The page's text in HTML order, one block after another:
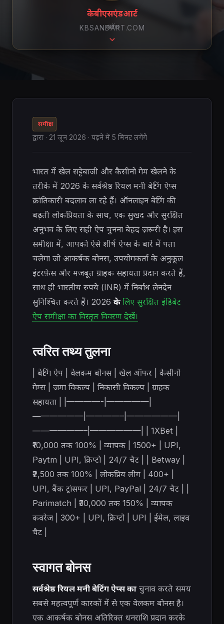
केबीएसएंडआर्ट
KBSANDART.COM
स्क्रॉल
समीक्षा
द्वारा · 21 जून 2026 · पढ़ने में 5 मिनट लगेंगे
भारत में खेल सट्टेबाजी और कैसीनो गेम खेलने के
तरीके में 2026 के सर्वश्रेष्ठ रियल मनी बेटिंग ऐप्स
क्रांतिकारी बदलाव ला रहे हैं। ऑनलाइन बेटिंग की
बढ़ती लोकप्रियता के साथ, एक सुखद और सुरक्षित
अनुभव के लिए सही ऐप चुनना बेहद ज़रूरी है। इस
समीक्षा में, आपको ऐसे शीर्ष ऐप्स के बारे में पता
चलेगा जो आकर्षक बोनस, उपयोगकर्ता के अनुकूल
इंटरफ़ेस और मजबूत ग्राहक सहायता प्रदान करते हैं,
साथ ही भारतीय रुपये (INR) में निर्बाध लेनदेन
सुनिश्चित करते हैं। 2026 के लिए सुरक्षित इंडिबेट
ऐप समीक्षा का विस्तृत विवरण देखें।
त्वरित तथ्य तुलना
| बेटिंग ऐप | वेलकम बोनस | खेल ऑफर | कैसीनो
गेम्स | जमा विकल्प | निकासी विकल्प | ग्राहक
सहायता | |————-|—————|
——————|————–|——————|
——————–|——————| | 1XBet |
₹10,000 तक 100% | व्यापक | 1500+ | UPI,
Paytm | UPI, क्रिप्टो | 24/7 चैट | | Betway |
₹2,500 तक 100% | लोकप्रिय लीग | 400+ |
UPI, बैंक ट्रांसफर | UPI, PayPal | 24/7 चैट | |
Parimatch | ₹30,000 तक 150% | व्यापक
कवरेज | 300+ | UPI, क्रिप्टो | UPI | ईमेल, लाइव
चैट |
स्वागत बोनस
सर्वश्रेष्ठ रियल मनी बेटिंग ऐप्स का चुनाव करते समय
सबसे महत्वपूर्ण कारकों में से एक वेलकम बोनस है।
एक आकर्षक बोनस अतिरिक्त धनराशि प्रदान करके